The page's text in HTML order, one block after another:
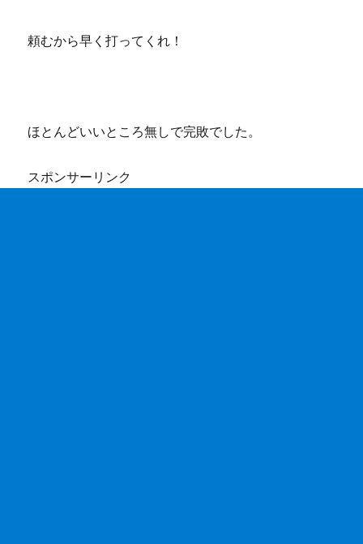
頼むから早く打ってくれ！
ほとんどいいところ無しで完敗でした。
スポンサーリンク